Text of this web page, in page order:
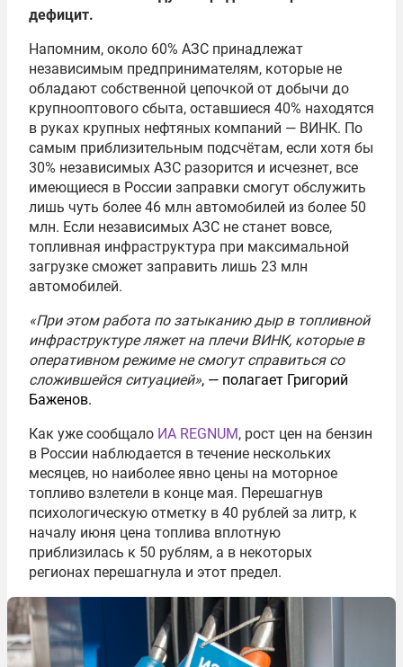
дефицит.
Напомним, около 60% АЗС принадлежат
независимым предпринимателям, которые не
обладают собственной цепочкой от добычи до
крупнооптового сбыта, оставшиеся 40% находятся
в руках крупных нефтяных компаний — ВИНК. По
самым приблизительным подсчётам, если хотя бы
30% независимых АЗС разорится и исчезнет, все
имеющиеся в России заправки смогут обслужить
лишь чуть более 46 млн автомобилей из более 50
млн. Если независимых АЗС не станет вовсе,
топливная инфраструктура при максимальной
загрузке сможет заправить лишь 23 млн
автомобилей.
«При этом работа по затыканию дыр в топливной
инфраструктуре ляжет на плечи ВИНК, которые в
оперативном режиме не смогут справиться со
сложившейся ситуацией», — полагает Григорий
Баженов.
Как уже сообщало ИА REGNUM, рост цен на бензин
в России наблюдается в течение нескольких
месяцев, но наиболее явно цены на моторное
топливо взлетели в конце мая. Перешагнув
психологическую отметку в 40 рублей за литр, к
началу июня цена топлива вплотную
приблизилась к 50 рублям, а в некоторых
регионах перешагнула и этот предел.